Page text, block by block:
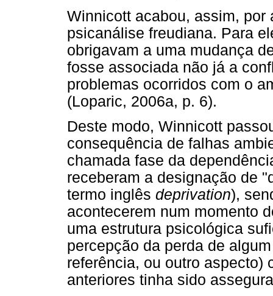
Winnicott acabou, assim,
psicanálise freudiana. Para
obrigavam a uma mudança
fosse associada não já a
problemas ocorridos com o
(Loparic, 2006a, p. 6).
Deste modo, Winnicott
consequência de falhas
chamada fase da
receberam a designação de
termo inglês deprivation),
acontecerem num momento
uma estrutura psicológica
percepção da perda de
referência, ou outro aspecto)
anteriores tinha sido